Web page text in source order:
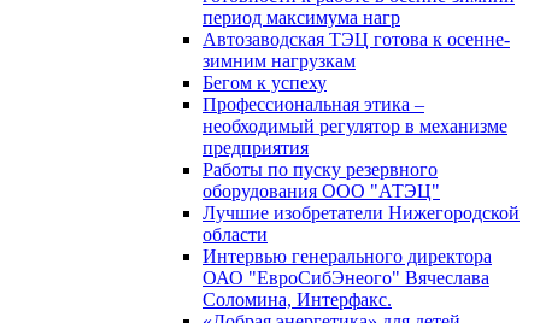
период максимума нагр
Автозаводская ТЭЦ готова к осенне-
зимним нагрузкам
Бегом к успеху
Профессиональная этика –
необходимый регулятор в механизме
предприятия
Работы по пуску резервного
оборудования ООО "АТЭЦ"
Лучшие изобретатели Нижегородской
области
Интервью генерального директора
ОАО "ЕвроСибЭнеого" Вячеслава
Соломина, Интерфакс.